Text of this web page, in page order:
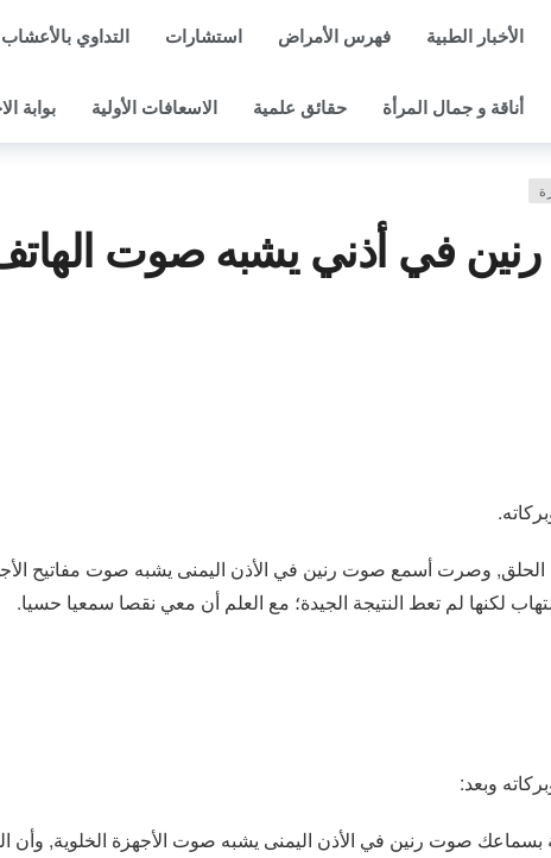
الأخبار الطبية فهرس الأمراض استشارات التداوي
أناقة و جمال المرأة حقائق علمية الاسعافات الأولية بوابة
في أذني يشبه صوت
وصرت أسمع صوت رنين في الأذن اليمنى يشبه صوت مفاتيح
لكنها لم تعط النتيجة الجيدة؛ مع العلم أن معي نقصا سمعيا حسيا.
وبعد:
بسماعك صوت رنين في الأذن اليمنى يشبه صوت الأجهزة الخلوية, وأن